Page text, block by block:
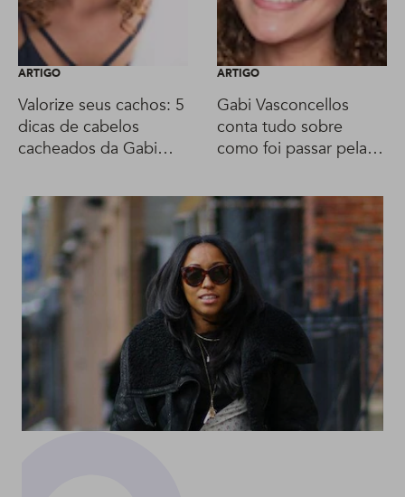
ARTIGO
Valorize seus cachos: 5
dicas de cabelos
cacheados da Gabi
ARTIGO
Gabi Vasconcellos
conta tudo sobre
como foi passar pela